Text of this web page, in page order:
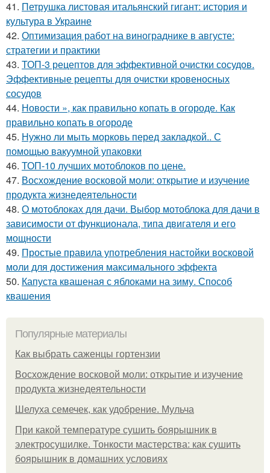
41. Петрушка листовая итальянский гигант: история и
культура в Украине
42. Оптимизация работ на винограднике в августе:
стратегии и практики
43. ТОП-3 рецептов для эффективной очистки сосудов.
Эффективные рецепты для очистки кровеносных
сосудов
44. Новости », как правильно копать в огороде. Как
правильно копать в огороде
45. Нужно ли мыть морковь перед закладкой.. С
помощью вакуумной упаковки
46. ТОП-10 лучших мотоблоков по цене.
47. Восхождение восковой моли: открытие и изучение
продукта жизнедеятельности
48. О мотоблоках для дачи. Выбор мотоблока для дачи в
зависимости от функционала, типа двигателя и его
мощности
49. Простые правила употребления настойки восковой
моли для достижения максимального эффекта
50. Капуста квашеная с яблоками на зиму. Способ
квашения
Популярные материалы
Как выбрать саженцы гортензии
Восхождение восковой моли: открытие и изучение
продукта жизнедеятельности
Шелуха семечек, как удобрение. Мульча
При какой температуре сушить боярышник в
электросушилке. Тонкости мастерства: как сушить
боярышник в домашних условиях